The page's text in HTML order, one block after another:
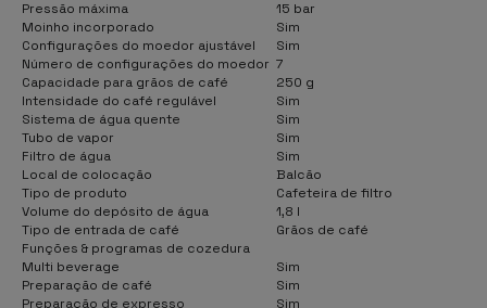
Pressão máxima
15 bar
Moinho incorporado
Sim
Configurações do moedor ajustável
Sim
Número de configurações do moedor 7
Capacidade para grãos de café
250 g
Intensidade do café regulável
Sim
Sistema de água quente
Sim
Tubo de vapor
Sim
Filtro de água
Sim
Local de colocação
Balcão
Tipo de produto
Cafeteira de filtro
Volume do depósito de água
1,8 l
Tipo de entrada de café
Grãos de café
Funções & programas de cozedura
Multi beverage
Sim
Preparação de café
Sim
Preparação de expresso
Sim